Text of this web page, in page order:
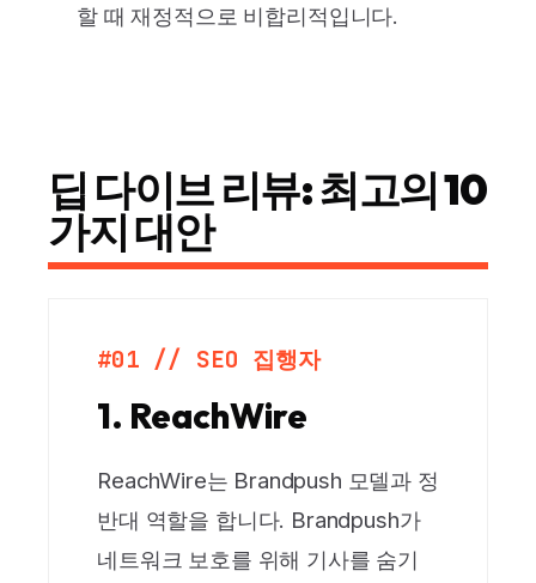
할 때 재정적으로 비합리적입니다.
딥 다이브 리뷰: 최고의 10
가지 대안
#01 // SEO 집행자
1. ReachWire
ReachWire는 Brandpush 모델과 정
반대 역할을 합니다. Brandpush가
네트워크 보호를 위해 기사를 숨기